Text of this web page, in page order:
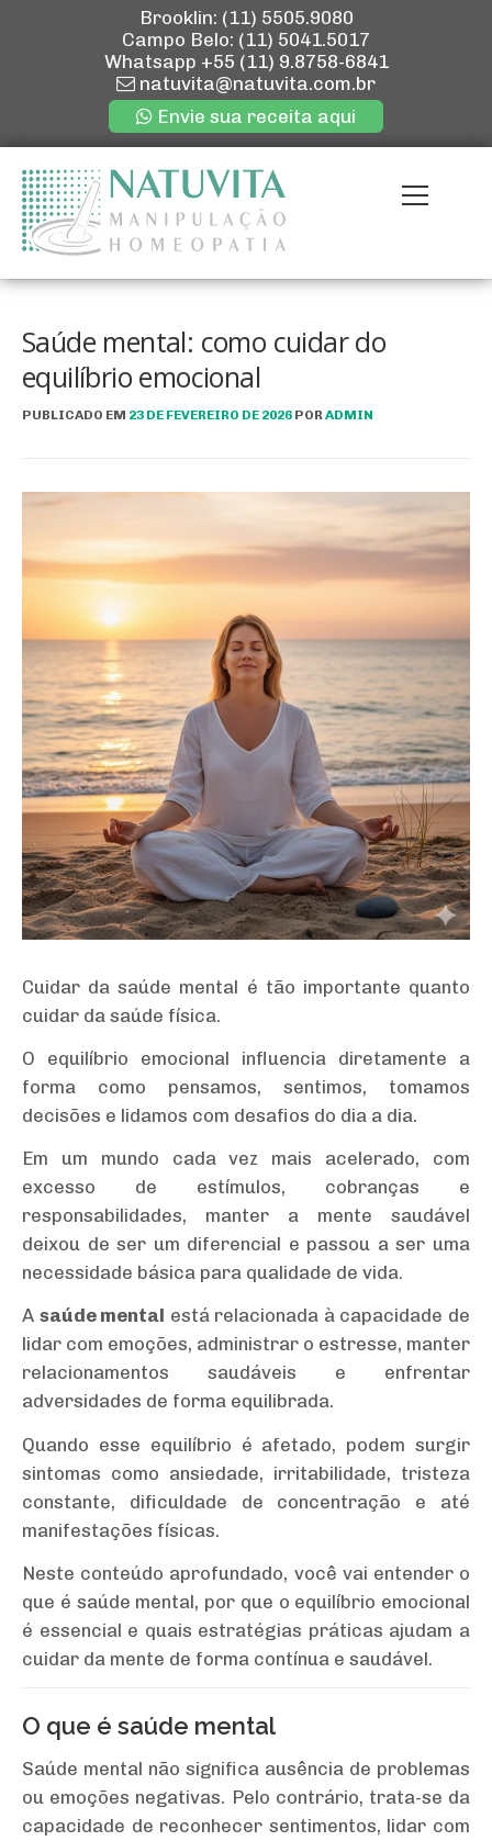
Brooklin: (11) 5505.9080
Campo Belo: (11) 5041.5017
Whatsapp +55 (11) 9.8758-6841
natuvita@natuvita.com.br
Envie sua receita aqui
para
conteúdo
Menu
QUEM SOMOS
NOSSAS
Saúde mental: como cuidar do
equilíbrio emocional
PUBLICADO EM 23 DE FEVEREIRO DE 2026 PORADMIN
Cuidar da saúde mental é tão importante quanto
cuidar da saúde física.
O equilíbrio emocional influencia diretamente a
forma como pensamos, sentimos, tomamos
decisões e lidamos com desafios do dia a dia.
Em um mundo cada vez mais acelerado, com
excesso de estímulos, cobranças e
responsabilidades, manter a mente saudável
deixou de ser um diferencial e passou a ser uma
necessidade básica para qualidade de vida.
A saúde mental está relacionada à capacidade de
lidar com emoções, administrar o estresse, manter
relacionamentos saudáveis e enfrentar
adversidades de forma equilibrada.
Quando esse equilíbrio é afetado, podem surgir
sintomas como ansiedade, irritabilidade, tristeza
constante, dificuldade de concentração e até
manifestações físicas.
Neste conteúdo aprofundado, você vai entender o
que é saúde mental, por que o equilíbrio emocional
é essencial e quais estratégias práticas ajudam a
cuidar da mente de forma contínua e saudável.
O que é saúde mental
Saúde mental não significa ausência de problemas
ou emoções negativas. Pelo contrário, trata-se da
capacidade de reconhecer sentimentos, lidar com